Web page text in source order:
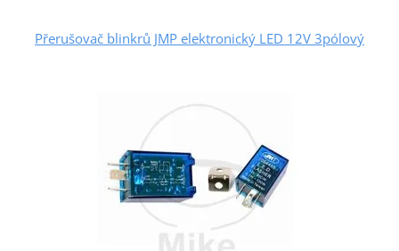
Přerušovač blinkrů JMP elektronický LED 12V 3pólový